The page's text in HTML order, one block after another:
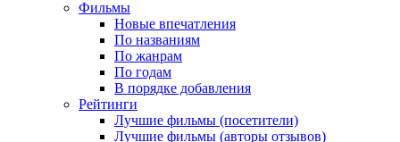
Фильмы
Новые впечатления
По названиям
По жанрам
По годам
В порядке добавления
Рейтинги
Лучшие фильмы (посетители)
Лучшие фильмы (авторы отзывов)